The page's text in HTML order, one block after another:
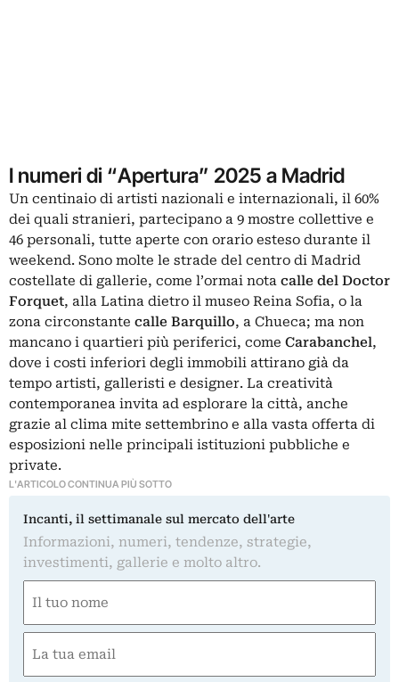
I numeri di “Apertura” 2025 a Madrid
Un centinaio di artisti nazionali e internazionali, il 60%
dei quali stranieri, partecipano a 9 mostre collettive e
46 personali, tutte aperte con orario esteso durante il
weekend. Sono molte le strade del centro di Madrid
costellate di gallerie, come l’ormai nota calle del Doctor
Forquet, alla Latina dietro il museo Reina Sofia, o la
zona circonstante calle Barquillo, a Chueca; ma non
mancano i quartieri più periferici, come Carabanchel,
dove i costi inferiori degli immobili attirano già da
tempo artisti, galleristi e designer. La creatività
contemporanea invita ad esplorare la città, anche
grazie al clima mite settembrino e alla vasta offerta di
esposizioni nelle principali istituzioni pubbliche e
private.
L'ARTICOLO CONTINUA PIÙ SOTTO
Incanti, il settimanale sul mercato dell'arte
Informazioni, numeri, tendenze, strategie,
investimenti, gallerie e molto altro.
(Required)
First
(Required)